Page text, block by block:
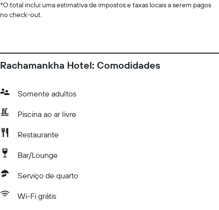
*O total inclui uma estimativa de impostos e taxas locais a serem pagos
no check-out.
Rachamankha Hotel: Comodidades
Somente adultos
Piscina ao ar livre
Restaurante
Bar/Lounge
Serviço de quarto
Wi-Fi grátis